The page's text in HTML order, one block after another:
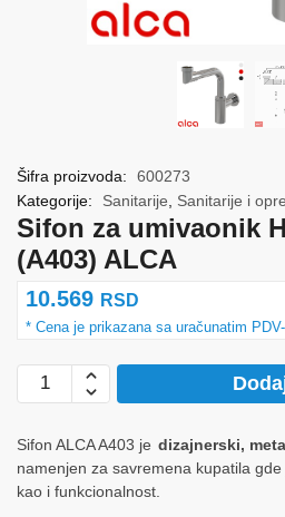
Sifon za umivaonik
(A403) ALCA
10.569 RSD
Sifon ALCA A403 je dizajnerski,
namenjen za savremena kupatila
kao i funkcionalnost.
Sifon
za
HROM
design
Šifra proizvoda:
600273
Kategorije:
Sanitarije Sanitarije i